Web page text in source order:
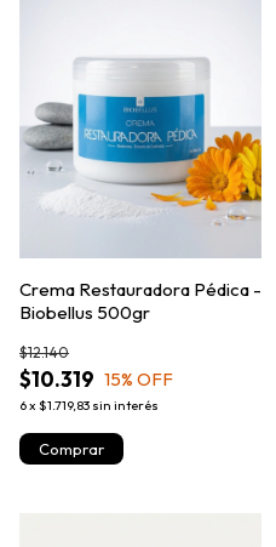
Crema Restauradora Pédica -
Biobellus 500gr
$10.319
$12.140
15% OFF
6x $1.719,83 sin interés